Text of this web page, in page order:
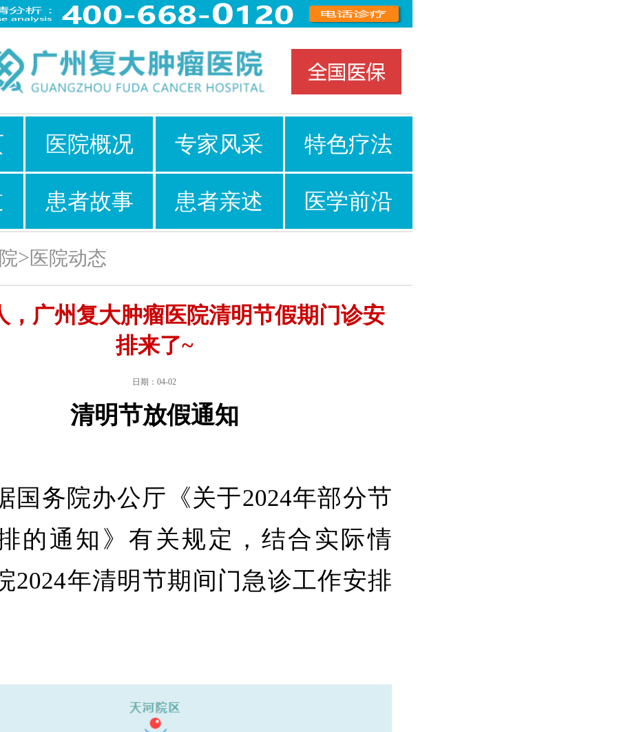
医院概况 专家风采 特色疗法
患者故事 患者亲述 医学前沿
>医院动态
，广州复大肿瘤医院清明节假期门诊安
排来了~
日期：04-02
清明节放假通知
院办公厅《关于2024年部分节
的通知》有关规定，结合实际情
2024年清明节期间门急诊工作安排